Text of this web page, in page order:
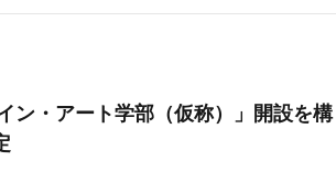
ン・アート学部（仮称）」開設を構